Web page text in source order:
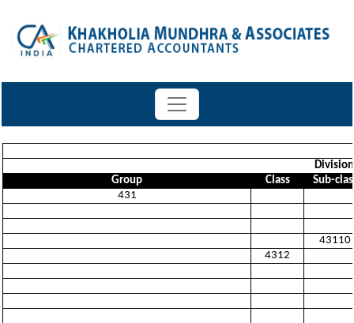
Group
Class
Sub-
431
43110
4312